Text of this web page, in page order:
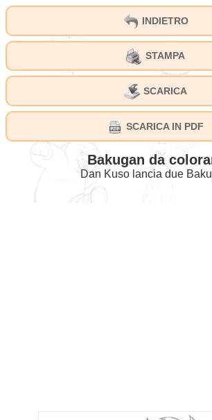
INDIETRO
STAMPA
SCARICA
SCARICA IN PDF
Bakugan da
Dan Kuso lancia due